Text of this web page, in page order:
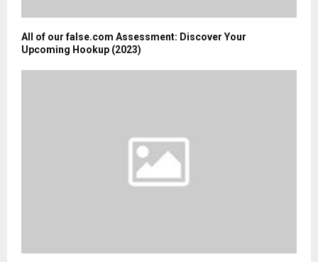
All of our false.com Assessment: Discover Your
Upcoming Hookup (2023)